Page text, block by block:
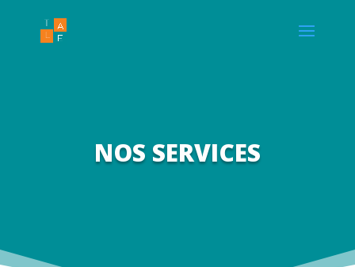
NOS SERVICES